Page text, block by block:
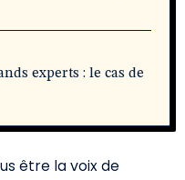
experts : le cas de